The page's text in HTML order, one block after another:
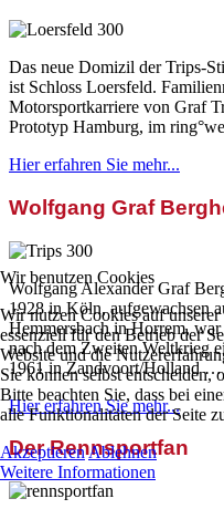
Das neue Domizil der Trips-
ist Schloss Loersfeld.
Motorsportkarriere von Graf
Prototyp Hamburg, im
Hier erfahren Sie mehr...
Wolfgang Graf
Wolfgang Alexander Graf
1928 in Köln, aufgewachsen
Hemmersbach in Horrem, war
nach dem Zweiten Weltkrieg
1961 in Zandvoort/Holland …
Hier erfahren Sie mehr...
Der Rennsportfan
Wir benutzen Cookies
Wir nutzen Cookies auf
essenziell für den Betrieb der
Website und die
Sie können selbst entscheiden,
Bitte beachten Sie, dass bei
alle Funktionalitäten der Seite
AkzeptierenAblehnen
Weitere Informationen